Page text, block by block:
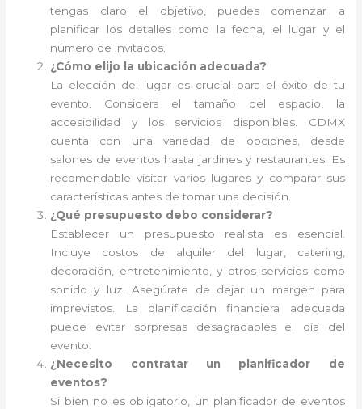
tengas claro el objetivo, puedes comenzar a
planificar los detalles como la fecha, el lugar y el
número de invitados.
¿Cómo elijo la ubicación adecuada?
La elección del lugar es crucial para el éxito de tu
evento. Considera el tamaño del espacio, la
accesibilidad y los servicios disponibles. CDMX
cuenta con una variedad de opciones, desde
salones de eventos hasta jardines y restaurantes. Es
recomendable visitar varios lugares y comparar sus
características antes de tomar una decisión.
¿Qué presupuesto debo considerar?
Establecer un presupuesto realista es esencial.
Incluye costos de alquiler del lugar, catering,
decoración, entretenimiento, y otros servicios como
sonido y luz. Asegúrate de dejar un margen para
imprevistos. La planificación financiera adecuada
puede evitar sorpresas desagradables el día del
evento.
¿Necesito contratar un planificador de
eventos?
Si bien no es obligatorio, un planificador de eventos